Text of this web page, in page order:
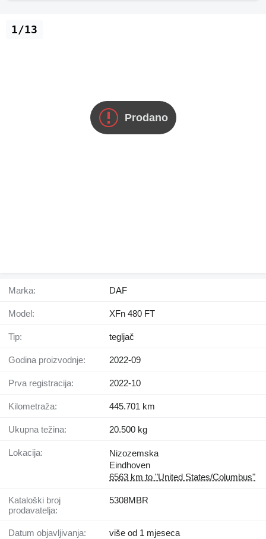
Prodano
1/13
Marka: DAF
Model: XFn 480 FT
Tip: tegljač
Godina proizvodnje: 2022-09
Prva registracija: 2022-10
Kilometraža: 445.701 km
Ukupna težina: 20.500 kg
Lokacija:
Nizozemska
Eindhoven
6563 km to "United States/Columbus"
Kataloški broj
prodavatelja:
5308MBR
Datum objavljivanja: više od 1 mjeseca